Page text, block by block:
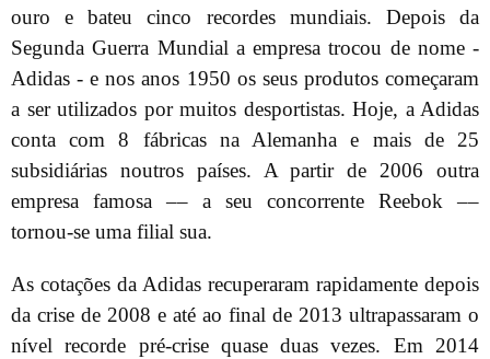
ouro e bateu cinco recordes mundiais. Depois da
Segunda Guerra Mundial a empresa trocou de nome -
Adidas - e nos anos 1950 os seus produtos começaram
a ser utilizados por muitos desportistas. Hoje, a Adidas
conta com 8 fábricas na Alemanha e mais de 25
subsidiárias noutros países. A partir de 2006 outra
empresa famosa –– a seu concorrente Reebok ––
tornou-se uma filial sua.
As cotações da Adidas recuperaram rapidamente depois
da crise de 2008 e até ao final de 2013 ultrapassaram o
nível recorde pré-crise quase duas vezes. Em 2014